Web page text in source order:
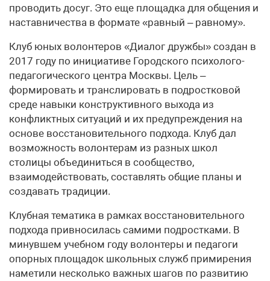
проводить досуг. Это еще площадка для общения и
наставничества в формате «равный – равному».
Клуб юных волонтеров «Диалог дружбы» создан в
2017 году по инициативе Городского психолого-
педагогического центра Москвы. Цель –
формировать и транслировать в подростковой
среде навыки конструктивного выхода из
конфликтных ситуаций и их предупреждения на
основе восстановительного подхода. Клуб дал
возможность волонтерам из разных школ
столицы объединиться в сообщество,
взаимодействовать, составлять общие планы и
создавать традиции.
Клубная тематика в рамках восстановительного
подхода привносилась самими подростками. В
минувшем учебном году волонтеры и педагоги
опорных площадок школьных служб примирения
наметили несколько важных шагов по развитию